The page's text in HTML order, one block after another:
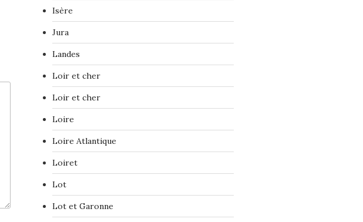
Isère
Jura
Landes
Loir et cher
Loir et cher
Loire
Loire Atlantique
Loiret
Lot
Lot et Garonne